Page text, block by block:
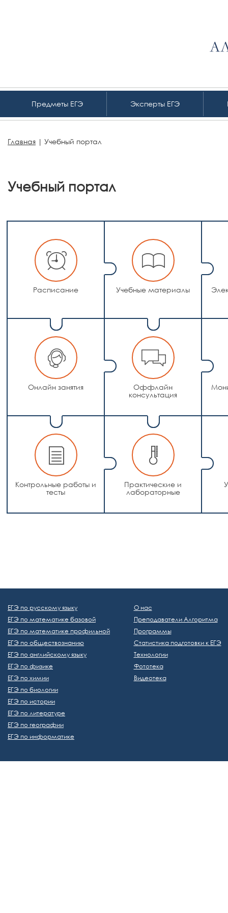
Предметы ЕГЭ Эксперты ЕГЭ
Главная | Учебный портал
Учебный портал
Расписание Учебные материалы
Онлайн занятия
Оффлайн
консультация
Контрольные работы и
тесты
Практические и
лабораторные
ЕГЭ по русскому языку
ЕГЭ по математике базовой
ЕГЭ по математике профильной
ЕГЭ по обществознанию
ЕГЭ по английскому языку
ЕГЭ по физике
ЕГЭ по химии
ЕГЭ по биологии
ЕГЭ по истории
ЕГЭ по литературе
ЕГЭ по географии
ЕГЭ по информатике
О нас
Преподаватели Алгоритма
Программы
Статистика подготовки к ЕГЭ
Технологии
Фототека
Видеотека